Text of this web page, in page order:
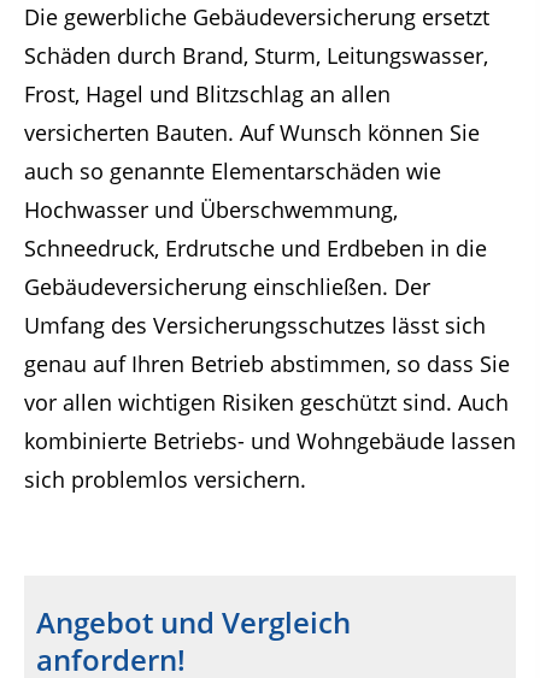
Die gewerbliche Gebäudeversicherung ersetzt
Schäden durch Brand, Sturm, Leitungswasser,
Frost, Hagel und Blitzschlag an allen
versicherten Bauten. Auf Wunsch können Sie
auch so genannte Elementarschäden wie
Hochwasser und Überschwemmung,
Schneedruck, Erdrutsche und Erdbeben in die
Gebäudeversicherung einschließen. Der
Umfang des Versicherungsschutzes lässt sich
genau auf Ihren Betrieb abstimmen, so dass Sie
vor allen wichtigen Risiken geschützt sind. Auch
kombinierte Betriebs- und Wohngebäude lassen
sich problemlos versichern.
Angebot und Vergleich
anfordern!